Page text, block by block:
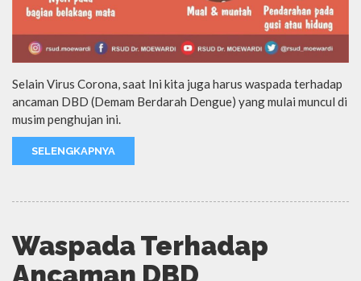
Selain Virus Corona, saat Ini kita juga harus waspada terhadap
ancaman DBD (Demam Berdarah Dengue) yang mulai muncul di
musim penghujan ini.
SELENGKAPNYA
Waspada Terhadap